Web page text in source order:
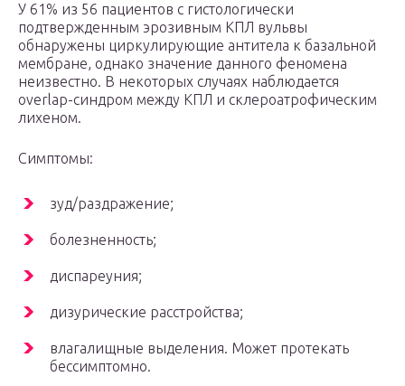
У 61% из 56 пациентов с гистологически
подтвержденным эрозивным КПЛ вульвы
обнаружены циркулирующие антитела к базальной
мембране, однако значение данного феномена
неизвестно. В некоторых случаях наблюдается
overlap-синдром между КПЛ и склероатрофическим
лихеном.
Симптомы:
зуд/раздражение;
болезненность;
диспареуния;
дизурические расстройства;
влагалищные выделения. Может протекать
бессимптомно.